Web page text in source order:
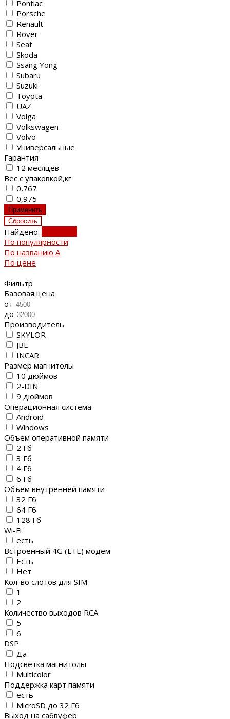
Pontiac
Porsche
Renault
Rover
Seat
Skoda
Ssang Yong
Subaru
Suzuki
Toyota
UAZ
Volga
Volkswagen
Volvo
Универсальные
Гарантия
12 месяцев
Вес с упаковкой,кг
0,767
0,975
Найдено:
По популярности
По названию A
По цене
Фильтр
Базовая цена
от
до
Производитель
SKYLOR
JBL
INCAR
Размер магнитолы
10 дюймов
2-DIN
9 дюймов
Операционная система
Android
Windows
Объем оперативной памяти
2 Гб
3 Гб
4 Гб
6 Гб
Объем внутренней памяти
32 Гб
64 Гб
128 Гб
Wi-Fi
есть
Встроенный 4G (LTE) модем
Есть
Нет
Кол-во слотов для SIM
1
2
Количество выходов RCA
5
6
DSP
Да
Подсветка магнитолы
Multicolor
Поддержка карт памяти
есть
MicroSD до 32 Гб
Выход на сабвуфер